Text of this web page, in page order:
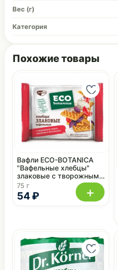
Вес (г)
Категория
Похожие товары
54 ₽
Вафли ECO-BOTANICA
"Вафельные хлебцы"
злаковые с творожным
сыром, томатами и
базиликом 75 г
75 г +